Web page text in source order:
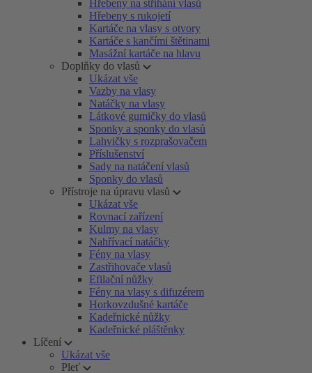
Hřebeny na stříhání vlasů
Hřebeny s rukojetí
Kartáče na vlasy s otvory
Kartáče s kančími štětinami
Masážní kartáče na hlavu
Doplňky do vlasů
Ukázat vše
Vazby na vlasy
Natáčky na vlasy
Látkové gumičky do vlasů
Sponky a sponky do vlasů
Lahvičky s rozprašovačem
Příslušenství
Sady na natáčení vlasů
Sponky do vlasů
Přístroje na úpravu vlasů
Ukázat vše
Rovnací zařízení
Kulmy na vlasy
Nahřívací natáčky
Fény na vlasy
Zastřihovače vlasů
Efilační nůžky
Fény na vlasy s difuzérem
Horkovzdušné kartáče
Kadeřnické nůžky
Kadeřnické pláštěnky
Líčení
Ukázat vše
Pleť